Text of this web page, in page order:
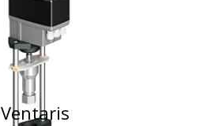
Ventaris